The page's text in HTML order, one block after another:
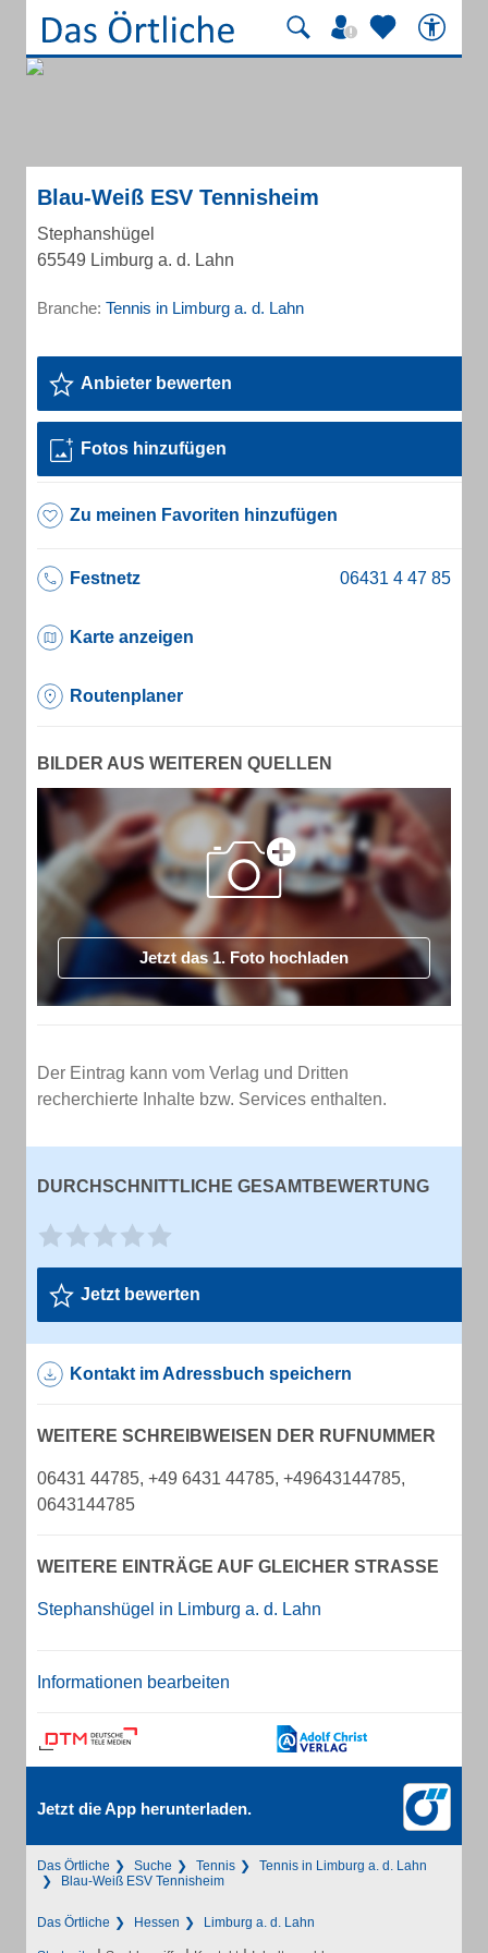
Blau-Weiß ESV Tennisheim
Stephanshügel
65549 Limburg a. d. Lahn
Branche: Tennis in Limburg a. d. Lahn
Anbieter bewerten
Fotos hinzufügen
Zu meinen Favoriten hinzufügen
Festnetz
Karte anzeigen
Routenplaner
BILDER AUS WEITEREN QUELLEN
Jetzt das 1. Foto hochladen
Der Eintrag kann vom Verlag und Dritten
recherchierte Inhalte bzw. Services enthalten.
DURCHSCHNITTLICHE GESAMTBEWERTUNG
Jetzt bewerten
Kontakt im Adressbuch speichern
WEITERE SCHREIBWEISEN DER RUFNUMMER
06431 44785, +49 6431 44785, +49643144785,
0643144785
WEITERE EINTRÄGE AUF GLEICHER STRASSE
Stephanshügel in Limburg a. d. Lahn
Informationen bearbeiten
Jetzt die App herunterladen.
Das Örtliche Suche Tennis
Tennis in Limburg a. d. Lahn
Blau-Weiß ESV Tennisheim
Das Örtliche Hessen Limburg a. d. Lahn